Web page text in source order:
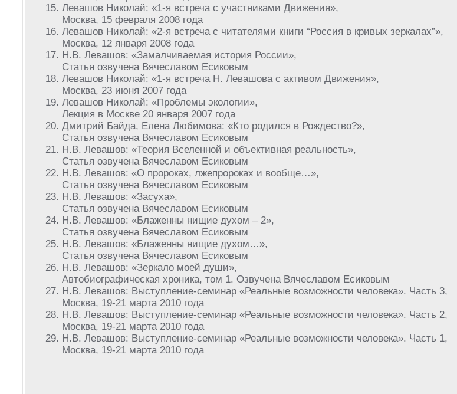
Левашов Николай: «1-я встреча с участниками Движения»,
Москва, 15 февраля 2008 года
Левашов Николай: «2-я встреча с читателями книги “Россия в кривых зеркалах”»,
Москва, 12 января 2008 года
Н.В. Левашов: «Замалчиваемая история России»,
Статья озвучена Вячеславом Есиковым
Левашов Николай: «1-я встреча Н. Левашова с активом Движения»,
Москва, 23 июня 2007 года
Левашов Николай: «Проблемы экологии»,
Лекция в Москве 20 января 2007 года
Дмитрий Байда, Елена Любимова: «Кто родился в Рождество?»,
Статья озвучена Вячеславом Есиковым
Н.В. Левашов: «Теория Вселенной и объективная реальность»,
Статья озвучена Вячеславом Есиковым
Н.В. Левашов: «О пророках, лжепророках и вообще…»,
Статья озвучена Вячеславом Есиковым
Н.В. Левашов: «Засуха»,
Статья озвучена Вячеславом Есиковым
Н.В. Левашов: «Блаженны нищие духом – 2»,
Статья озвучена Вячеславом Есиковым
Н.В. Левашов: «Блаженны нищие духом…»,
Статья озвучена Вячеславом Есиковым
Н.В. Левашов: «Зеркало моей души»,
Автобиографическая хроника, том 1. Озвучена Вячеславом Есиковым
Н.В. Левашов: Выступление-семинар «Реальные возможности человека». Часть 3,
Москва, 19-21 марта 2010 года
Н.В. Левашов: Выступление-семинар «Реальные возможности человека». Часть 2,
Москва, 19-21 марта 2010 года
Н.В. Левашов: Выступление-семинар «Реальные возможности человека». Часть 1,
Москва, 19-21 марта 2010 года